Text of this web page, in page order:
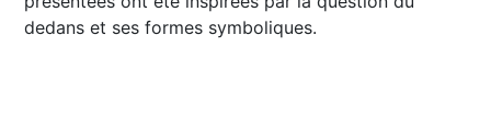
dedans et ses formes symboliques.